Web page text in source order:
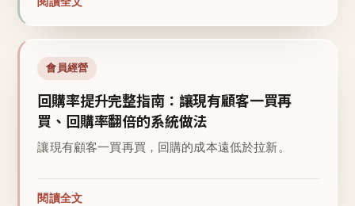
會員經營
回購率提升完整指南：讓現有顧客一買再
買、回購率翻倍的系統做法
讓現有顧客一買再買，回購的成本遠低於拉新。
閱讀全文